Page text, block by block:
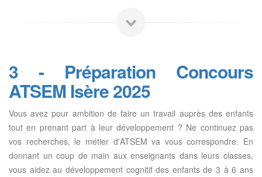
3 - Préparation Concours
ATSEM Isère 2025
Vous avez pour ambition de faire un travail auprès des enfants
tout en prenant part à leur développement ? Ne continuez pas
vos recherches, le métier d'ATSEM va vous correspondre. En
donnant un coup de main aux enseignants dans leurs classes,
vous aidez au développement cognitif des enfants de 3 à 6 ans